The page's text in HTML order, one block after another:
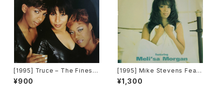
[1995] Truce – The Finest
[Big Life]
¥900
[1995] Mike Stevens Featu
ring Meli'sa Morgan – Tell
Me (How It Feels) [Dome R
¥1,300